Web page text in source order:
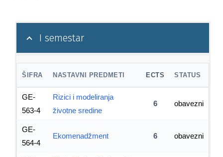
I semestar
ŠIFRA NASTAVNI PREDMETI ECTS STATUS
GE-
563-4
Rizici i modeliranja
životne sredine
6 obavezni
GE-
564-4
Ekomenadžment 6 obavezni